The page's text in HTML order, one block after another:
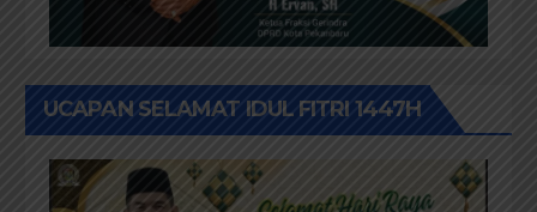
UCAPAN SELAMAT IDUL FITRI 1447H